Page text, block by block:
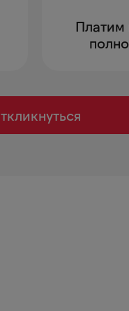
Платим